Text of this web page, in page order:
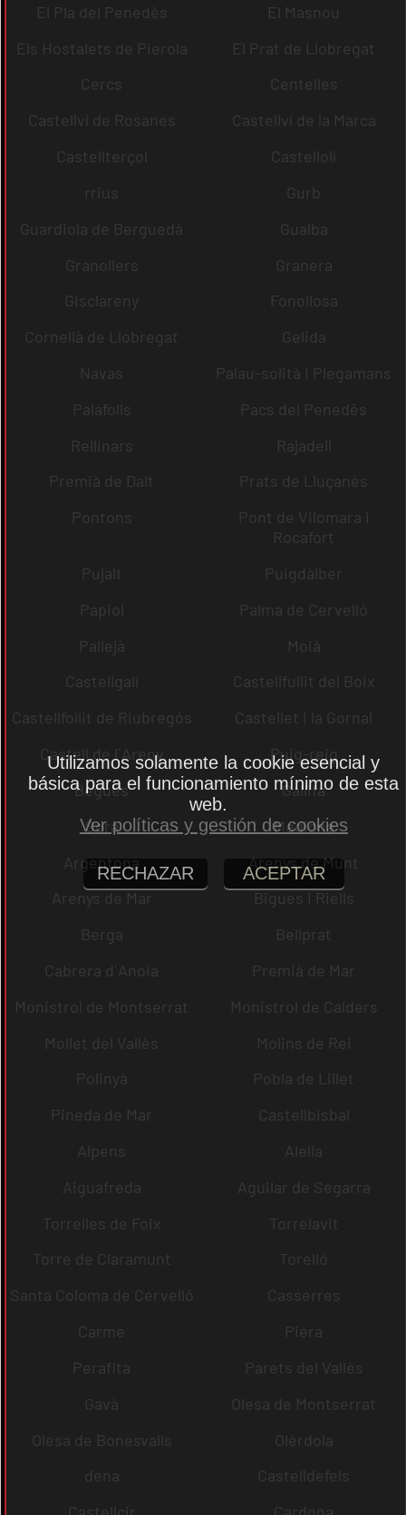
El Pla del Penedès
El Masnou
Els Hostalets de Pierola
El Prat de Llobregat
Cercs
Centelles
Castellví de Rosanes
Castellví de la Marca
Castellterçol
Castellolí
rrius
Gurb
Guardiola de Berguedà
Gualba
Granollers
Granera
Gisclareny
Fonollosa
Cornellà de Llobregat
Gelida
Navas
Palau-solità i Plegamans
Palafolls
Pacs del Penedès
Rellinars
Rajadell
Premià de Dalt
Prats de Lluçanès
Pontons
Pont de Vilomara i
Rocafort
Pujalt
Puigdàlber
Papiol
Palma de Cervelló
Pallejà
Moià
Castellgalí
Castellfullit del Boix
Castellfollit de Riubregós
Castellet i la Gornal
Castell de l´Areny
Puig-reig
Begues
Gallifa
Sora
Mediona
Argentona
Arenys de Munt
Arenys de Mar
Bigues i Riells
Berga
Bellprat
Cabrera d´Anoia
Premià de Mar
Monistrol de Montserrat
Monistrol de Calders
Mollet del Vallès
Molins de Rei
Polinyà
Pobla de Lillet
Pineda de Mar
Castellbisbal
Alpens
Alella
Aiguafreda
Aguilar de Segarra
Torrelles de Foix
Torrelavit
Torre de Claramunt
Torelló
Santa Coloma de Cervelló
Casserres
Carme
Piera
Perafita
Parets del Vallès
Gavà
Olesa de Montserrat
Olesa de Bonesvalls
Olèrdola
dena
Castelldefels
Utilizamos solamente la cookie esencial y
básica para el funcionamiento mínimo de esta
web.
Ver políticas y gestión de cookies
RECHAZAR ACEPTAR